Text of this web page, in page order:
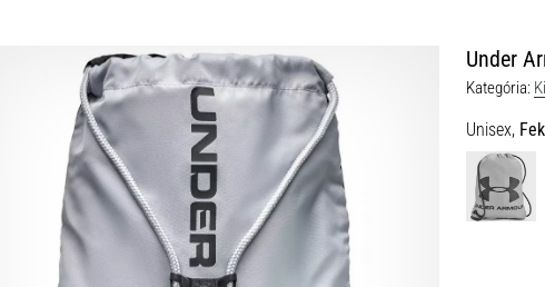
Under
Kategória:
Unisex,